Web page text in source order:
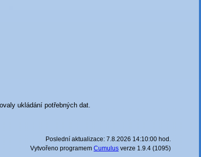
ukládání potřebných dat.
Poslední aktualizace: 7.8.2026 14:10:00 hod.
Vytvořeno programem Cumulus verze 1.9.4 (1095)